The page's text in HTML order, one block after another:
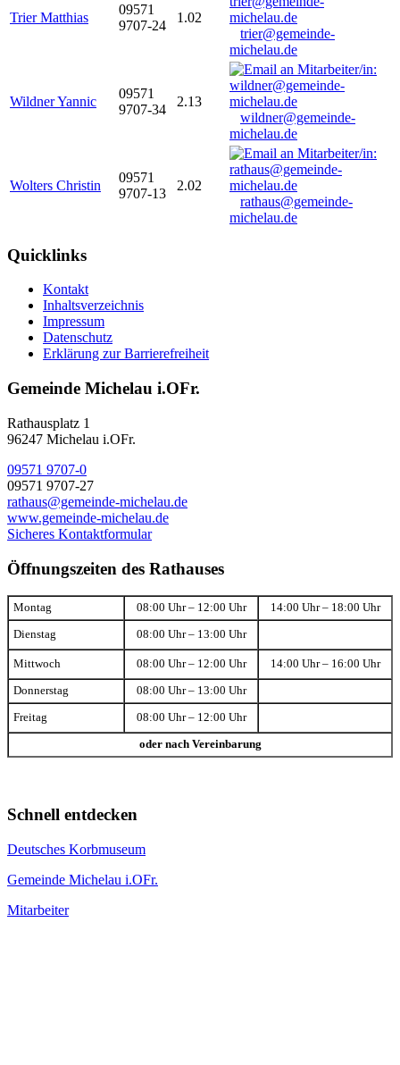
Trier Matthias
09571
9707-24
1.02
trier@gemeinde-
michelau.de
Wildner Yannic
09571
9707-34
2.13
wildner@gemeinde-
michelau.de
Wolters Christin
09571
9707-13
2.02
rathaus@gemeinde-
michelau.de
Quicklinks
Kontakt
Inhaltsverzeichnis
Impressum
Datenschutz
Erklärung zur Barrierefreiheit
Gemeinde Michelau i.OFr.
Rathausplatz 1
96247 Michelau i.OFr.
09571 9707-0
09571 9707-27
rathaus@gemeinde-michelau.de
www.gemeinde-michelau.de
Sicheres Kontaktformular
Öffnungszeiten des Rathauses
Montag 08:00 Uhr – 12:00 Uhr 14:00 Uhr – 18:00 Uhr
Dienstag 08:00 Uhr – 13:00 Uhr
Mittwoch 08:00 Uhr – 12:00 Uhr 14:00 Uhr – 16:00 Uhr
Donnerstag 08:00 Uhr – 13:00 Uhr
Freitag 08:00 Uhr – 12:00 Uhr
oder nach Vereinbarung
Schnell entdecken
Deutsches Korbmuseum
Gemeinde Michelau i.OFr.
Mitarbeiter